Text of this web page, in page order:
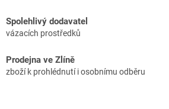
Spolehlivý dodavatel
vázacích prostředků
Prodejna ve Zlíně
zboží k prohlédnutí i osobnímu odběru